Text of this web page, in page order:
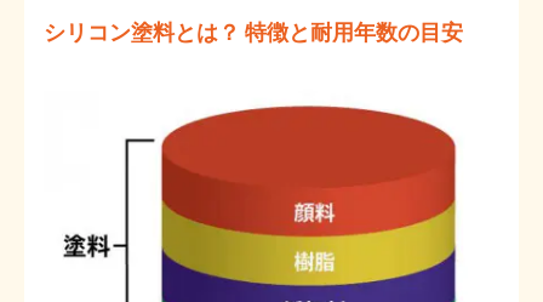
シリコン塗料とは？ 特徴と耐用年数の目安